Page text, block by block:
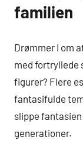
familien
Drømmer I om
med fortryllede
figurer? Flere
fantasifulde
slippe
generationer.